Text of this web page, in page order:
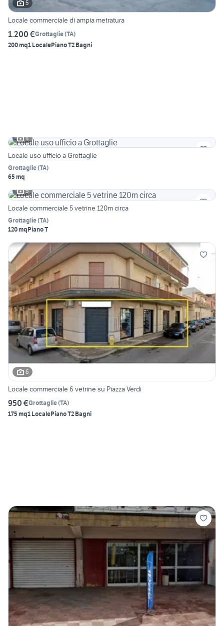
5
Locale commerciale di ampia metratura
1.200 €Grottaglie(TA)
200 mq1 LocalePiano T2 Bagni
4
Locale uso ufficio a Grottaglie
Grottaglie(TA)
65 mq
5
Locale commerciale 5 vetrine 120m circa
Grottaglie(TA)
120 mqPiano T
6
Locale commerciale 6 vetrine su Piazza Verdi
950 €Grottaglie(TA)
175 mq1 LocalePiano T2 Bagni